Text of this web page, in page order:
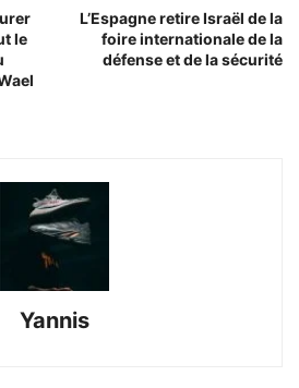
le
L’Espagne retire Israël de la
foire internationale de la
défense et de la sécurité
Yannis